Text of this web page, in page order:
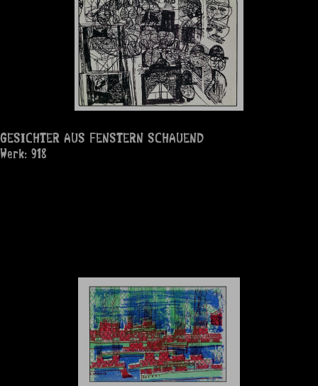
GESICHTER AUS FENSTERN SCHAUEND
Werk: 918